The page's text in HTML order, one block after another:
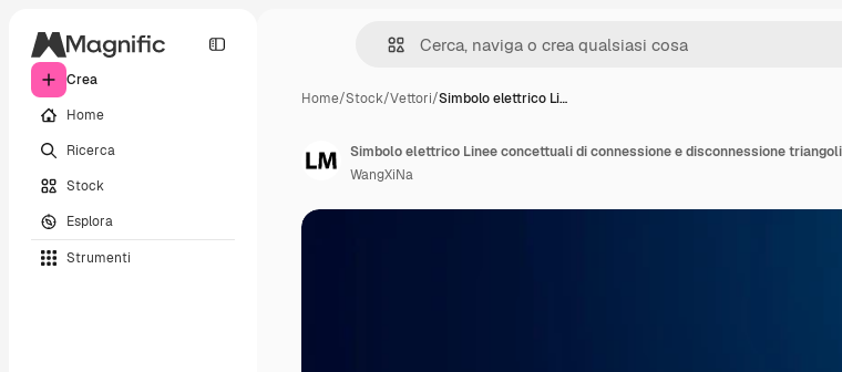
Crea
Home
Ricerca
Stock
Esplora
Strumenti
Home/Stock/Vettori/Simbolo elettrico Li…
WangXiNa